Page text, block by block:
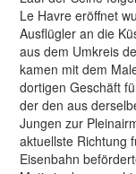
Le Havre eröffnet
Ausflügler an die
aus dem Umkreis
kamen mit dem
dortigen Geschäft
der den aus
Jungen zur
aktuellste Richtung
Eisenbahn